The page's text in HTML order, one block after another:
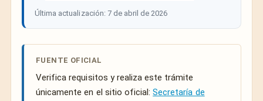
Última actualización: 7 de abril de 2026
FUENTE OFICIAL
Verifica requisitos y realiza este trámite
únicamente en el sitio oficial:Secretaría de